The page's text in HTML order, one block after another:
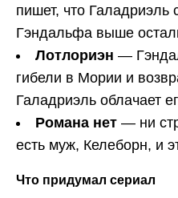
пишет, что Галадриэль
Гэндальфа выше
Лотлориэн —
гибели в Мории и
Галадриэль облачает
Романа нет — ни
есть муж, Келеборн, и
Что придумал сериал